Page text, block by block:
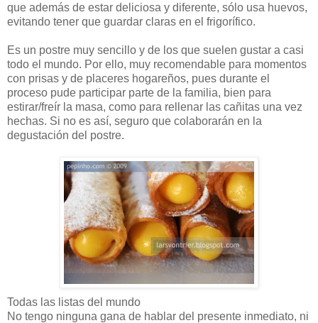
que además de estar deliciosa y diferente, sólo usa huevos,
evitando tener que guardar claras en el frigorífico.
Es un postre muy sencillo y de los que suelen gustar a casi
todo el mundo. Por ello, muy recomendable para momentos
con prisas y de placeres hogareños, pues durante el
proceso pude participar parte de la familia, bien para
estirar/freír la masa, como para rellenar las cañitas una vez
hechas. Si no es así, seguro que colaborarán en la
degustación del postre.
Todas las listas del mundo
No tengo ninguna gana de hablar del presente inmediato, ni